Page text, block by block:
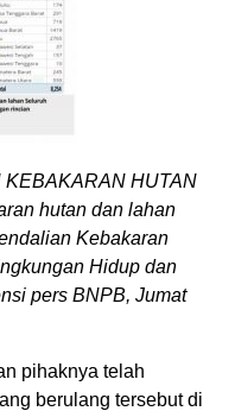
HUTAN
hutan dan lahan
Kebakaran
Hidup dan
pers BNPB, Jumat
pihaknya telah
berulang tersebut di